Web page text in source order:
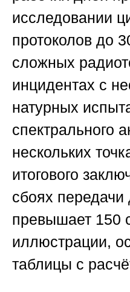
исследовании
протоколов до
сложных
инцидентах с
натурных
спектрального
нескольких
итогового
сбоях
превышает 150
иллюстрации,
таблицы с